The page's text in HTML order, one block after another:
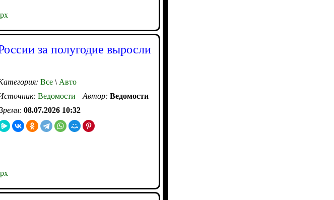
за полугодие выросли
Все \ Авто
Ведомости Автор: Ведомости
08.07.2026 10:32